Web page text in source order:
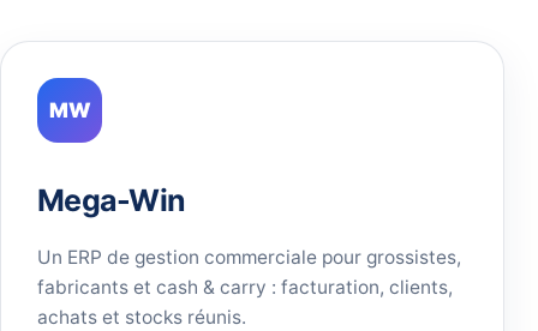
MW
Mega-Win
Un ERP de gestion commerciale pour grossistes,
fabricants et cash & carry : facturation, clients,
achats et stocks réunis.